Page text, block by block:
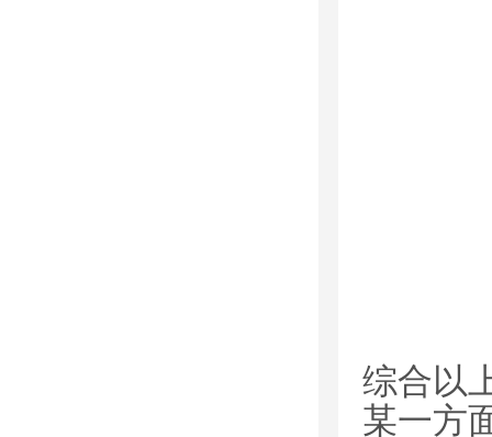
综合以
某一方